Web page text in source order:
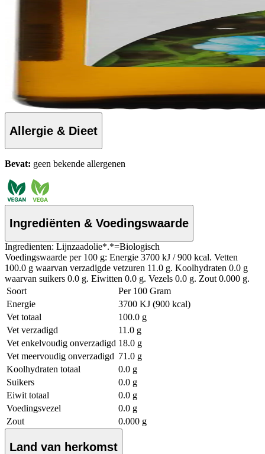
Allergie & Dieet
Bevat: geen bekende allergenen
Ingrediënten & Voedingswaarde
Ingredienten: Lijnzaadolie*.*=Biologisch
Voedingswaarde per 100 g: Energie 3700 kJ / 900 kcal. Vetten
100.0 g waarvan verzadigde vetzuren 11.0 g. Koolhydraten 0.0 g
waarvan suikers 0.0 g. Eiwitten 0.0 g. Vezels 0.0 g. Zout 0.000 g.
Soort
Per 100 Gram
Energie
3700 KJ (900 kcal)
Vet totaal
100.0 g
Vet verzadigd
11.0 g
Vet enkelvoudig onverzadigd 18.0 g
Vet meervoudig onverzadigd 71.0 g
Koolhydraten totaal
0.0 g
Suikers
0.0 g
Eiwit totaal
0.0 g
Voedingsvezel
0.0 g
Zout
0.000 g
Land van herkomst